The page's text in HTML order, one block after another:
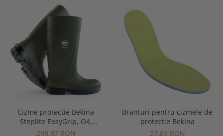
Cizme protectie Bekina
Steplite EasyGrip, O4,
verde/negru
298,87 RON
Branturi pentru cizmele de
protectie Bekina
27,83 RON